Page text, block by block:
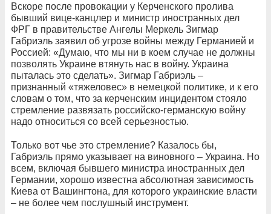
Вскоре после провокации у Керченского пролива
бывший вице-канцлер и министр иностранных дел
ФРГ в правительстве Ангелы Меркель Зигмар
Габриэль заявил об угрозе войны между Германией и
Россией: «Думаю, что мы ни в коем случае не должны
позволять Украине втянуть нас в войну. Украина
пыталась это сделать». Зигмар Габриэль –
признанный «тяжеловес» в немецкой политике, и к его
словам о том, что за керченским инцидентом стояло
стремление развязать российско-германскую войну
надо относиться со всей серьезностью.
Только вот чье это стремление? Казалось бы,
Габриэль прямо указывает на виновного – Украина. Но
всем, включая бывшего министра иностранных дел
Германии, хорошо известна абсолютная зависимость
Киева от Вашингтона, для которого украинские власти
– не более чем послушный инструмент.